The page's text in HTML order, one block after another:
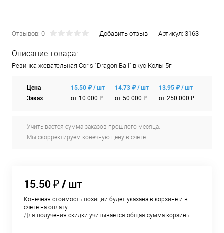
Отзывов: 0 Добавить отзыв Артикул: 3163
Описание товара:
Резинка жевательная Coris "Dragon Ball" вкус Колы 5г
Цена
Заказ
15.50 ₽ / шт
от 10 000 ₽
14.73 ₽ / шт
от 50 000 ₽
13.95 ₽ / шт
от 250 000 ₽
Учитывается сумма заказов прошлого месяца.
Мы скорректируем конечную цену в счёте.
15.50 ₽/ шт
Конечная стоимость позиции будет указана в корзине и в
счёте на оплату.
Для получения скидки учитывается общая сумма корзины.